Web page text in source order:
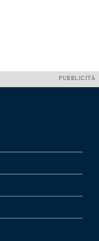
PUBBLICITÀ